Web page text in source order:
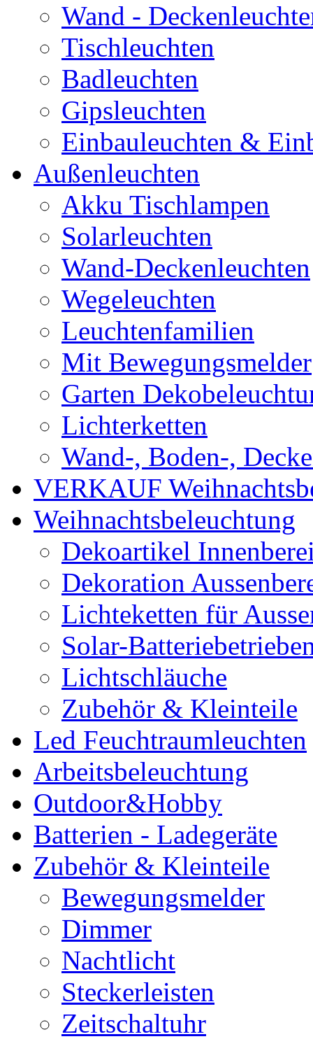
Wand -
Tischleuchten
Badleuchten
Gipsleuchten
Einbauleuchten &
Außenleuchten
Akku Tischlampen
Solarleuchten
Wand-Deckenleuchten
Wegeleuchten
Leuchtenfamilien
Mit Bewegungsmelder
Garten
Lichterketten
Wand-, Boden-,
VERKAUF
Weihnachtsbeleuchtung
Dekoartikel
Dekoration
Lichteketten für
Solar-
Lichtschläuche
Zubehör & Kleinteile
Led Feuchtraumleuchten
Arbeitsbeleuchtung
Outdoor&Hobby
Batterien - Ladegeräte
Zubehör & Kleinteile
Bewegungsmelder
Dimmer
Nachtlicht
Steckerleisten
Zeitschaltuhr